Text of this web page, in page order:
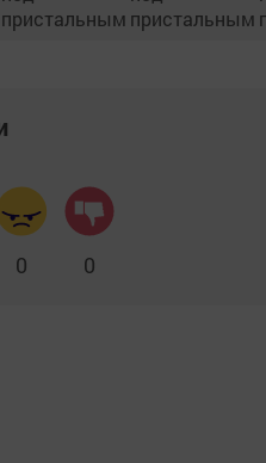
0 0